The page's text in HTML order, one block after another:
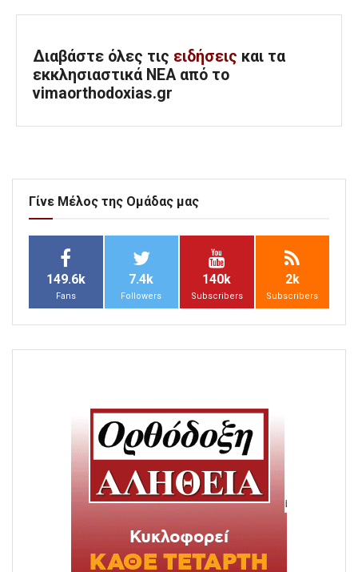
Διαβάστε όλες τις ειδήσεις και τα
εκκλησιαστικά ΝΕΑ από το
vimaorthodoxias.gr
Γίνε Μέλος της Ομάδας μας
149.6k
Fans
7.4k
Followers
140k
Subscribers
2k
Subscribers